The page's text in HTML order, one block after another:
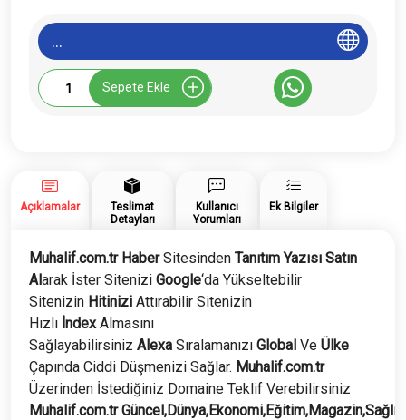
...
Muhalif.com.tr
Tanıtım
Sepete Ekle
Açıklamalar
Teslimat
Detayları
Kullanıcı
Yorumları
Ek Bilgiler
Muhalif.com.tr HaberSitesinden Tanıtım Yazısı Satın
Alarak İster Sitenizi Google‘da Yükseltebilir
Sitenizin Hitinizi Attırabilir Sitenizin
Hızlı İndexAlmasını
Sağlayabilirsiniz Alexa Sıralamanızı Global Ve Ülke
Çapında Ciddi Düşmenizi Sağlar. Muhalif.com.tr
Üzerinden İstediğiniz Domaine Teklif Verebilirsiniz
Muhalif.com.trGüncel,Dünya,Ekonomi,Eğitim,Magazin,Sağlık